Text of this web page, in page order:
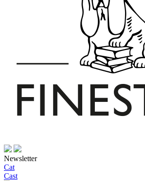
Newsletter
Cat
Cast